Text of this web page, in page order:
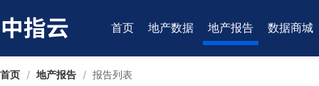
首页 地产数据 地产报告 数据商城
首页 / 地产报告 / 报告列表